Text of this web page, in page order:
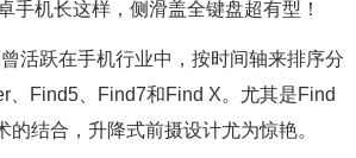
活跃在手机行业中，按时间轴来排序分
、Find5、Find7和Find X。尤其是Find
的结合，升降式前摄设计尤为惊艳。